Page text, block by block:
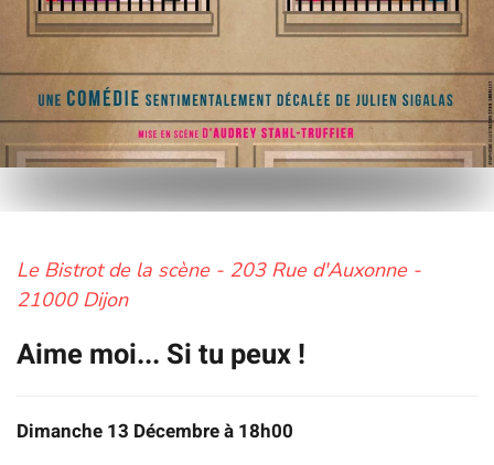
Le Bistrot de la scène - 203 Rue d'Auxonne -
21000 Dijon
Aime moi... Si tu peux !
Dimanche 13 Décembre à 18h00